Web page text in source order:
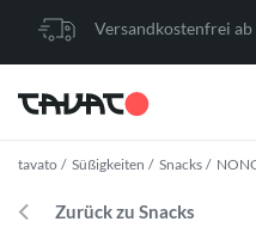
Versandkostenfrei
tavato Süßigkeiten Snacks
Zurück zu Snacks